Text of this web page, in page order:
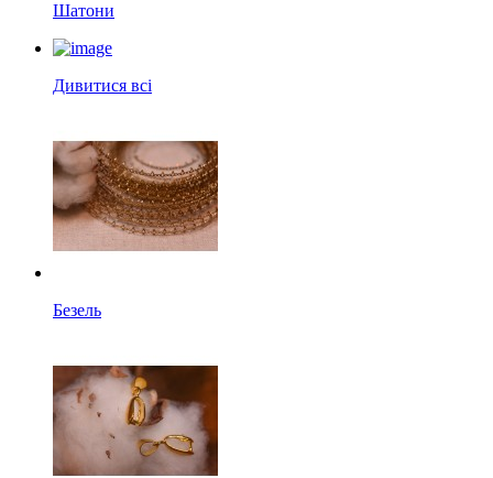
Шатони
Дивитися всі
Безель